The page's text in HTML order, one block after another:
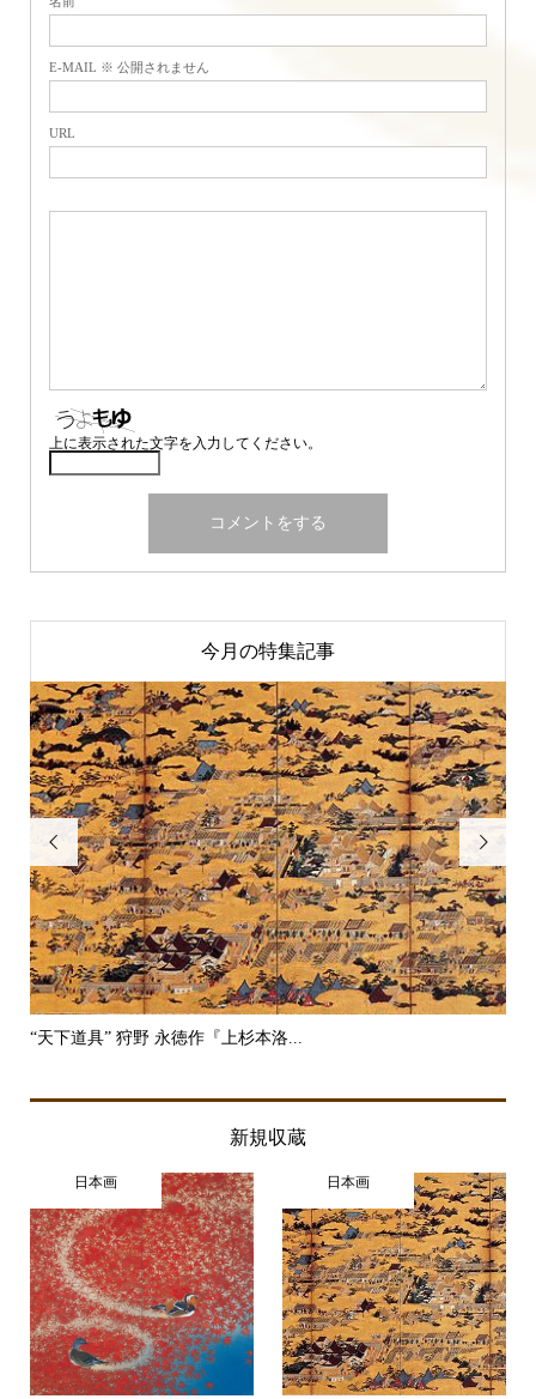
E-MAIL ※ 公開されません
URL
上に表示された文字を入力してください。
今月の特集記事

“天下道具” 狩野 永徳作『上杉本洛...

新規収蔵
日本画 日本画